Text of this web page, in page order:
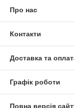
Про нас
Контакти
Доставка та
Графік роботи
Повна версія